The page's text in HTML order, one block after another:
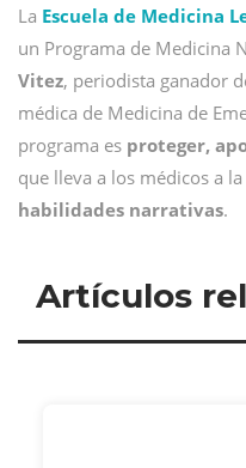
La Escuela de Medicina
un Programa de Medicina
Vitez, periodista ganador
médica de Medicina de
programa es proteger,
que lleva a los médicos a
habilidades narrativas.
Artículos